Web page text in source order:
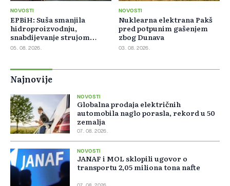
NOVOSTI
EPBiH: Suša smanjila
hidroproizvodnju,
snabdijevanje strujom
ostaje stabilno
05. 08. 2026.
NOVOSTI
Nuklearna elektrana Pakš
pred potpunim gašenjem
zbog Dunava
03. 08. 2026.
Najnovije
NOVOSTI
Globalna prodaja električnih
automobila naglo porasla, rekord u 50
zemalja
07. 08. 2026.
NOVOSTI
JANAF i MOL sklopili ugovor o
transportu 2,05 miliona tona nafte